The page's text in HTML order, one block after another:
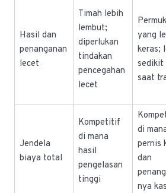
Hasil dan
penanganan
lecet
Timah lebih
lembut;
diperlukan
tindakan
pencegahan
lecet
yang
keras;
sedikit
saat
Jendela
biaya total
Kompetitif
di mana
hasil
pengelasan
tinggi
di
pernis
dan
nya